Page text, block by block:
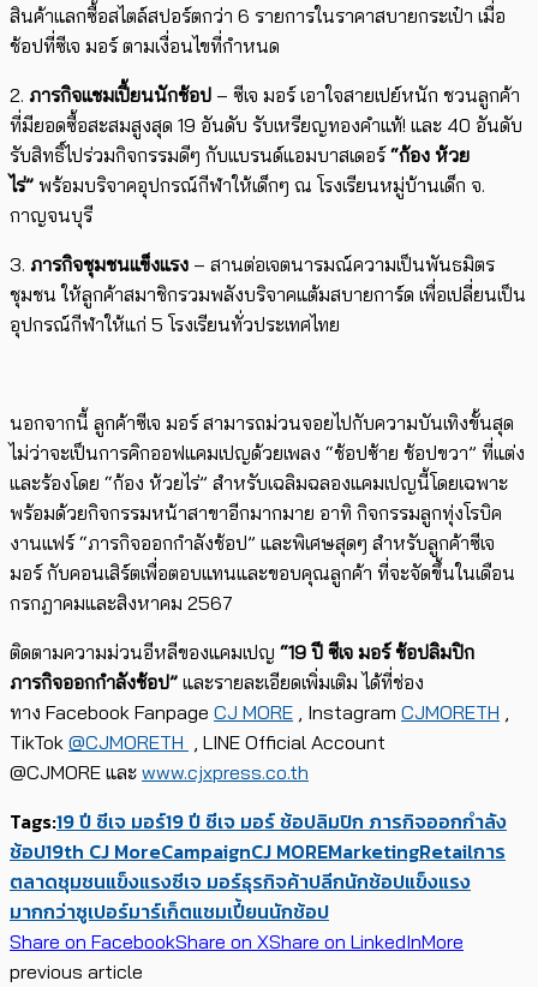
สินค้าแลกซื้อสไตล์สปอร์ตกว่า 6 รายการในราคาสบายกระเป๋า เมื่อ
ช้อปที่ซีเจ มอร์ ตามเงื่อนไขที่กำหนด
2. ภารกิจแชมเปี้ยนนักช้อป – ซีเจ มอร์ เอาใจสายเปย์หนัก ชวนลูกค้า
ที่มียอดซื้อสะสมสูงสุด 19 อันดับ รับเหรียญทองคำแท้! และ 40 อันดับ
รับสิทธิ์ไปร่วมกิจกรรมดีๆ กับแบรนด์แอมบาสเดอร์ “ก้อง ห้วย
ไร่” พร้อมบริจาคอุปกรณ์กีฬาให้เด็กๆ ณ โรงเรียนหมู่บ้านเด็ก จ.
กาญจนบุรี
3. ภารกิจชุมชนแข็งแรง – สานต่อเจตนารมณ์ความเป็นพันธมิตร
ชุมชน ให้ลูกค้าสมาชิกรวมพลังบริจาคแต้มสบายการ์ด เพื่อเปลี่ยนเป็น
อุปกรณ์กีฬาให้แก่ 5 โรงเรียนทั่วประเทศไทย
นอกจากนี้ ลูกค้าซีเจ มอร์ สามารถม่วนจอยไปกับความบันเทิงขั้นสุด
ไม่ว่าจะเป็นการคิกออฟแคมเปญด้วยเพลง “ช้อปซ้าย ช้อปขวา” ที่แต่ง
และร้องโดย “ก้อง ห้วยไร่” สำหรับเฉลิมฉลองแคมเปญนี้โดยเฉพาะ
พร้อมด้วยกิจกรรมหน้าสาขาอีกมากมาย อาทิ กิจกรรมลูกทุ่งโรบิค
งานแฟร์ “ภารกิจออกกำลังช้อป” และพิเศษสุดๆ สำหรับลูกค้าซีเจ
มอร์ กับคอนเสิร์ตเพื่อตอบแทนและขอบคุณลูกค้า ที่จะจัดขึ้นในเดือน
กรกฎาคมและสิงหาคม 2567
ติดตามความม่วนอีหลีของแคมเปญ “19 ปี ซีเจ มอร์ ช้อปลิมปิก
ภารกิจออกกำลังช้อป” และรายละเอียดเพิ่มเติม ได้ที่ช่อง
ทาง Facebook Fanpage CJ MORE , Instagram CJMORETH ,
TikTok @CJMORETH , LINE Official Account
@CJMORE และ www.cjxpress.co.th
Tags:19 ปี ซีเจ มอร์19 ปี ซีเจ มอร์ ช้อปลิมปิก ภารกิจออกกำลัง
ช้อป19th CJ MoreCampaignCJ MOREMarketingRetailการ
ตลาดชุมชนแข็งแรงซีเจ มอร์ธุรกิจค้าปลีกนักช้อปแข็งแรง
มากกว่าซูเปอร์มาร์เก็ตแชมเปี้ยนนักช้อป
Share on FacebookShare on XShare on LinkedInMore
previous article